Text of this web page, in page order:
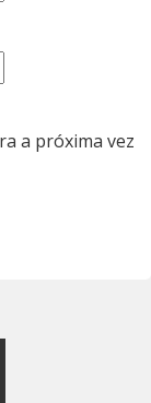
a próxima vez